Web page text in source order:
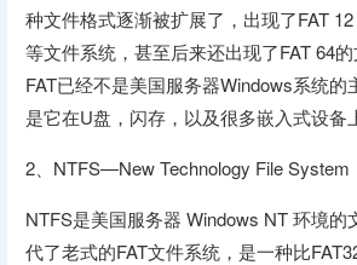
种文件格式逐渐被扩展了，出现了FAT
等文件系统，甚至后来还出现了FAT 64
FAT已经不是美国服务器Windows系统的
是它在U盘，闪存，以及很多嵌入式设备
2、NTFS—New Technology File System
NTFS是美国服务器 Windows NT 环境的
代了老式的FAT文件系统，是一种比